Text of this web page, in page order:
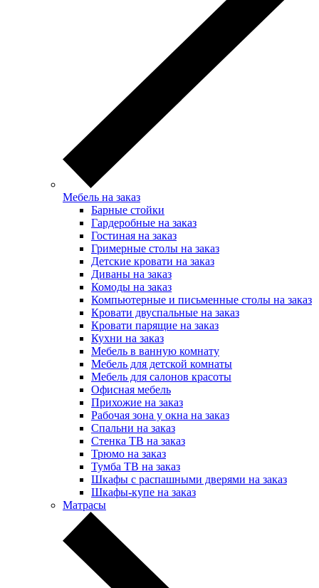
Мебель на заказ
Барные стойки
Гардеробные на заказ
Гостиная на заказ
Гримерные столы на заказ
Детские кровати на заказ
Диваны на заказ
Комоды на заказ
Компьютерные и письменные столы на заказ
Кровати двуспальные на заказ
Кровати парящие на заказ
Кухни на заказ
Мебель в ванную комнату
Мебель для детской комнаты
Мебель для салонов красоты
Офисная мебель
Прихожие на заказ
Рабочая зона у окна на заказ
Спальни на заказ
Стенка ТВ на заказ
Трюмо на заказ
Тумба ТВ на заказ
Шкафы с распашными дверями на заказ
Шкафы-купе на заказ
Матрасы